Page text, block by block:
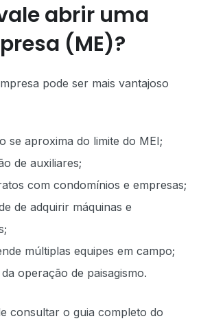
abrir uma
(ME)?
pode ser mais vantajoso
se aproxima do limite do MEI;
de auxiliares;
com condomínios e empresas;
de adquirir máquinas e
múltiplas equipes em campo;
operação de paisagismo.
consultar o guia completo do